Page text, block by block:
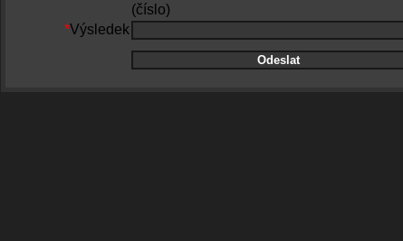
(číslo)
*Výsledek